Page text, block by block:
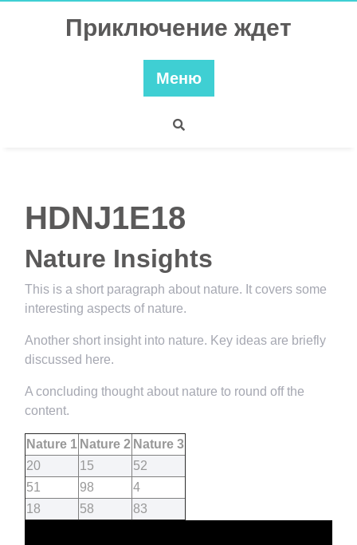
Приключение ждет
Меню
HDNJ1E18
Nature Insights
This is a short paragraph about nature. It covers some
interesting aspects of nature.
Another short insight into nature. Key ideas are briefly
discussed here.
A concluding thought about nature to round off the
content.
Nature 1 Nature 2 Nature 3
20
15
52
51
98
4
18
58 83